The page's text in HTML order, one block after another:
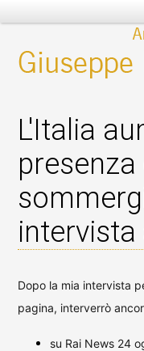
L'Italia
presenza
intervista
Dopo la mia intervista
pagina, interverrò
su Rai News 24